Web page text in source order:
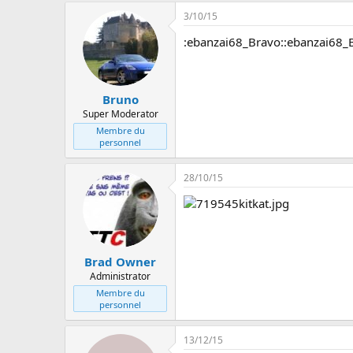
Bruno
Super Moderator
Membre du
personnel
3/10/15
Brad Owner
Administrator
Membre du
personnel
28/10/15
13/12/15